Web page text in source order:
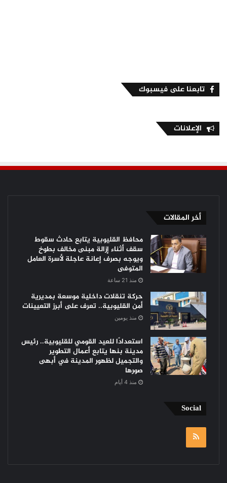
تابعنا على فيسبوك
الإعلانات
أخر المقالات
محافظ القليوبية يتابع حادث سقوط
سقف أثناء إزالة مبنى مخالف بطوخ
ويوجه بصرف إعانة عاجلة لأسرة العامل
المتوفى
منذ 21 ساعة
حركة تنقلات داخلية موسعة بمديرية
أمن القليوبية.. تعرف على أبرز التعيينات
منذ يومين
استعدادًا للعيد القومي للقليوبية.. رئيس
مدينة بنها يتابع أعمال التطوير
والتجميل لظهور المدينة في أبهى
صورها
منذ 4 أيام
Social
RSS